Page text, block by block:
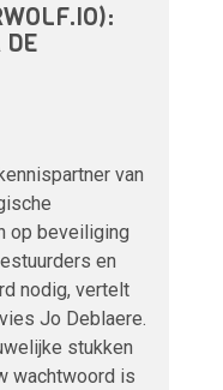
DE
van
op beveiliging
en
nodig, vertelt
Jo Deblaere.
stukken
wachtwoord is